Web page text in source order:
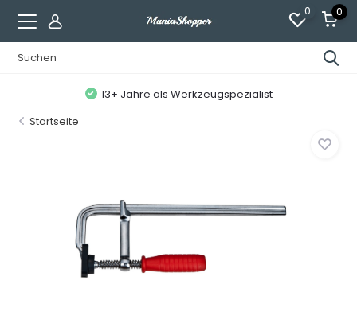
0 0
13+ Jahre als Werkzeugspezialist
Startseite